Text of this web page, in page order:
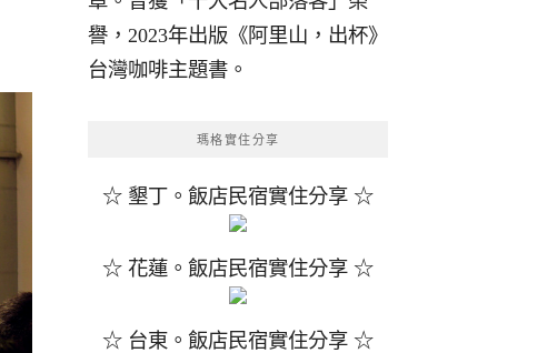
譽，2023年出版《阿里山，出杯》
台灣咖啡主題書。
瑪格實住分享
☆ 墾丁。飯店民宿實住分享 ☆
☆ 花蓮。飯店民宿實住分享 ☆
☆ 台東。飯店民宿實住分享 ☆